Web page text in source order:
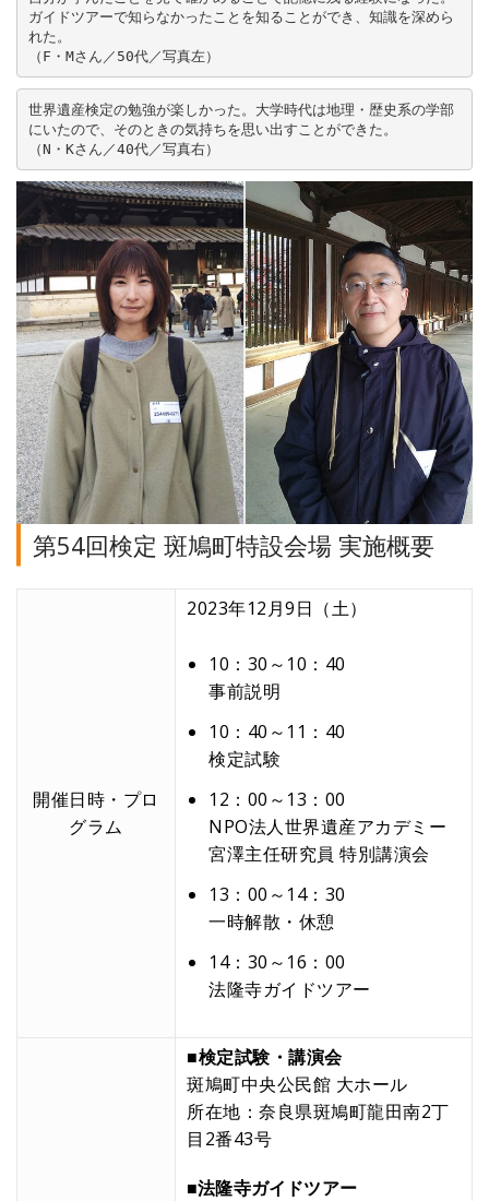
ガイドツアーで知らなかったことを知ることができ、知識を深めら
れた。
（F・Mさん／50代／写真左）
世界遺産検定の勉強が楽しかった。大学時代は地理・歴史系の学部
にいたので、そのときの気持ちを思い出すことができた。
（N・Kさん／40代／写真右）
第54回検定 斑鳩町特設会場 実施概要
開催日時・プロ
グラム
2023年12月9日（土）
10：30～10：40
事前説明
10：40～11：40
検定試験
12：00～13：00
NPO法人世界遺産アカデミー
宮澤主任研究員 特別講演会
13：00～14：30
一時解散・休憩
14：30～16：00
法隆寺ガイドツアー
■検定試験・講演会
斑鳩町中央公民館 大ホール
所在地：奈良県斑鳩町龍田南2丁
目2番43号
■法隆寺ガイドツアー